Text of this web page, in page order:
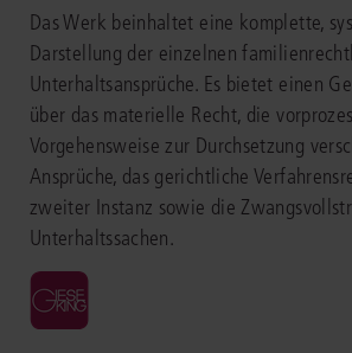
Das Werk beinhaltet eine komplette,
Darstellung der einzelnen
Unterhaltsansprüche. Es bietet einen
über das materielle Recht, die
Vorgehensweise zur Durchsetzung
Ansprüche, das gerichtliche
zweiter Instanz sowie die
Unterhaltssachen.